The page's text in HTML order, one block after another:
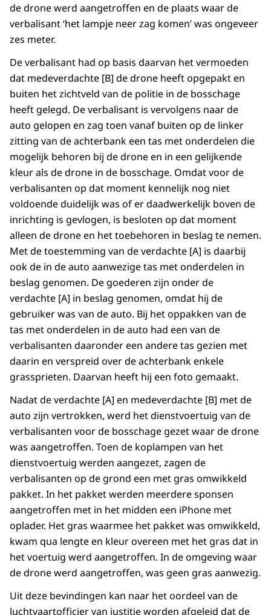
de drone werd aangetroffen en de plaats waar de
verbalisant ‘het lampje neer zag komen’ was ongeveer
zes meter.
De verbalisant had op basis daarvan het vermoeden
dat medeverdachte [B] de drone heeft opgepakt en
buiten het zichtveld van de politie in de bosschage
heeft gelegd. De verbalisant is vervolgens naar de
auto gelopen en zag toen vanaf buiten op de linker
zitting van de achterbank een tas met onderdelen die
mogelijk behoren bij de drone en in een gelijkende
kleur als de drone in de bosschage. Omdat voor de
verbalisanten op dat moment kennelijk nog niet
voldoende duidelijk was of er daadwerkelijk boven de
inrichting is gevlogen, is besloten op dat moment
alleen de drone en het toebehoren in beslag te nemen.
Met de toestemming van de verdachte [A] is daarbij
ook de in de auto aanwezige tas met onderdelen in
beslag genomen. De goederen zijn onder de
verdachte [A] in beslag genomen, omdat hij de
gebruiker was van de auto. Bij het oppakken van de
tas met onderdelen in de auto had een van de
verbalisanten daaronder een andere tas gezien met
daarin en verspreid over de achterbank enkele
grassprieten. Daarvan heeft hij een foto gemaakt.
Nadat de verdachte [A] en medeverdachte [B] met de
auto zijn vertrokken, werd het dienstvoertuig van de
verbalisanten voor de bosschage gezet waar de drone
was aangetroffen. Toen de koplampen van het
dienstvoertuig werden aangezet, zagen de
verbalisanten op de grond een met gras omwikkeld
pakket. In het pakket werden meerdere sponsen
aangetroffen met in het midden een iPhone met
oplader. Het gras waarmee het pakket was omwikkeld,
kwam qua lengte en kleur overeen met het gras dat in
het voertuig werd aangetroffen. In de omgeving waar
de drone werd aangetroffen, was geen gras aanwezig.
Uit deze bevindingen kan naar het oordeel van de
luchtvaartofficier van justitie worden afgeleid dat de